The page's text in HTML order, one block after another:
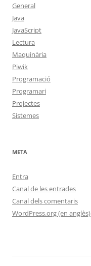
General
Java
JavaScript
Lectura
Maquinària
Piwik
Programació
Programari
Projectes
Sistemes
META
Entra
Canal de les entrades
Canal dels comentaris
WordPress.org (en anglès)